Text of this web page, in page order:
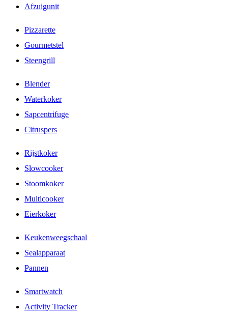
Afzuigunit
Pizzarette
Gourmetstel
Steengrill
Blender
Waterkoker
Sapcentrifuge
Citruspers
Rijstkoker
Slowcooker
Stoomkoker
Multicooker
Eierkoker
Keukenweegschaal
Sealapparaat
Pannen
Smartwatch
Activity Tracker